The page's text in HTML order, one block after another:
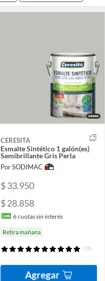
CERESITA
Esmalte Sintético 1 galón(es)
Semibrillante Gris Perla
Por SODIMAC
$ 33.950
$ 28.858
6cuotas sin interés
Retira mañana
(11)
Agregar